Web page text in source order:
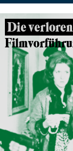
Die